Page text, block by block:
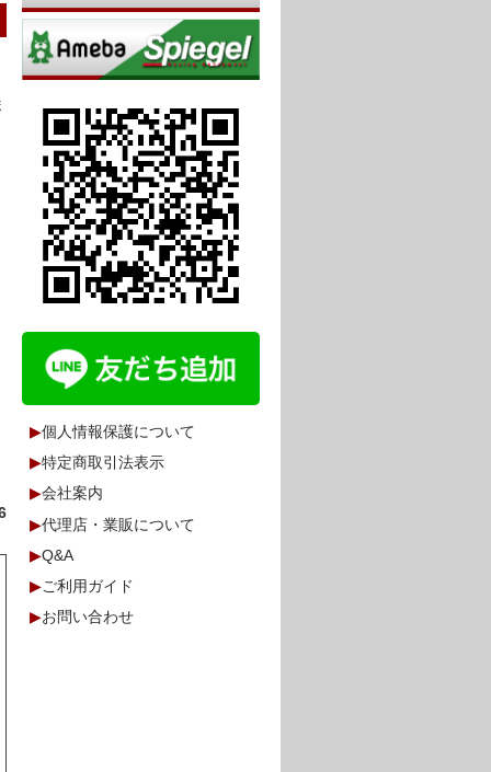
▶個人情報保護について
▶特定商取引法表示
▶会社案内
▶代理店・業販について
▶Q&A
▶ご利用ガイド
▶お問い合わせ